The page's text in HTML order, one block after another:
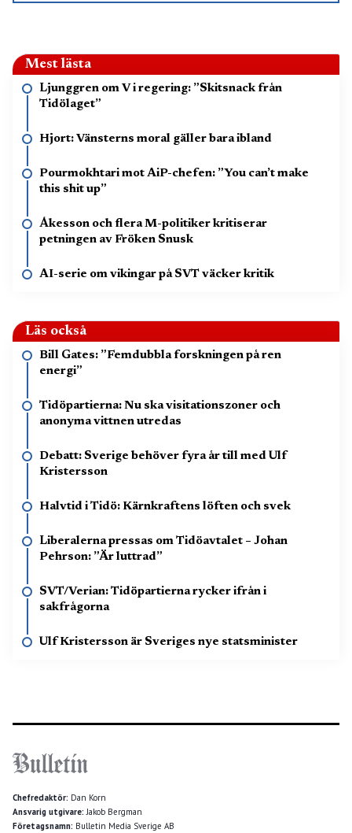
Mest lästa
Ljunggren om V i regering: ”Skitsnack från
Tidölaget”
Hjort: Vänsterns moral gäller bara ibland
Pourmokhtari mot AiP-chefen: ”You can’t make
this shit up”
Åkesson och flera M-politiker kritiserar
petningen av Fröken Snusk
AI-serie om vikingar på SVT väcker kritik
Läs också
Bill Gates: ”Femdubbla forskningen på ren
energi”
Tidöpartierna: Nu ska visitationszoner och
anonyma vittnen utredas
Debatt: Sverige behöver fyra år till med Ulf
Kristersson
Halvtid i Tidö: Kärnkraftens löften och svek
Liberalerna pressas om Tidöavtalet – Johan
Pehrson: ”Är luttrad”
SVT/Verian: Tidöpartierna rycker ifrån i
sakfrågorna
Ulf Kristersson är Sveriges nye statsminister
Chefredaktör: Dan Korn
Ansvarig utgivare:Jakob Bergman
Företagsnamn: Bulletin Media Sverige AB